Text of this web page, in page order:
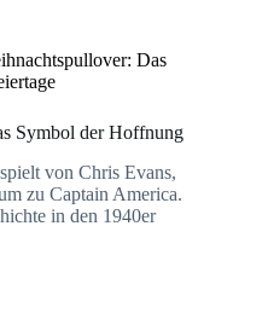
Das
Symbol der Hoffnung
von Chris Evans,
zu Captain America.
in den 1940er